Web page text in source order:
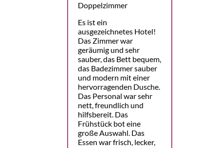
Doppelzimmer
Es ist ein
ausgezeichnetes Hotel!
Das Zimmer war
geräumig und sehr
sauber, das Bett bequem,
das Badezimmer sauber
und modern mit einer
hervorragenden Dusche.
Das Personal war sehr
nett, freundlich und
hilfsbereit. Das
Frühstück bot eine
große Auswahl. Das
Essen war frisch, lecker,